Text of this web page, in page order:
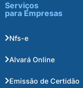
Serviços
para Empresas
Nfs-e
Alvará Online
Emissão de Certidão